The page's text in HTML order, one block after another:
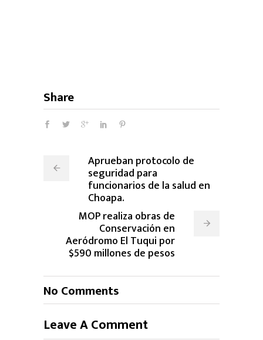
Share
Aprueban protocolo de
seguridad para
funcionarios de la salud en
Choapa.
MOP realiza obras de
Conservación en
Aeródromo El Tuqui por
$590 millones de pesos
No Comments
Leave A Comment